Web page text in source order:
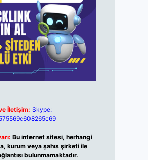
İletişim: Skype:
Bu internet sitesi, herhangi
kurum veya şahıs şirketi ile
bulunmamaktadır.